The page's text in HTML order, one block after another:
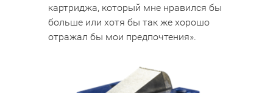
картриджа, который мне нравился бы
больше или хотя бы так же хорошо
отражал бы мои предпочтения».